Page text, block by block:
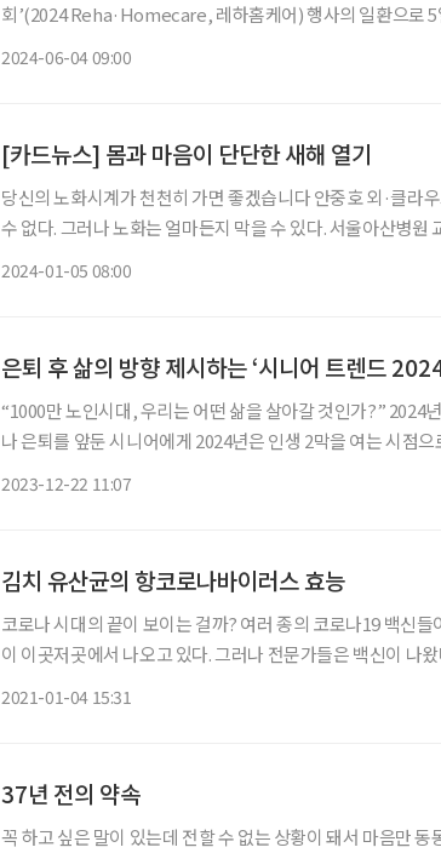
회’(2024 Reha·Homecare, 레하홈케어) 행사의 일환으로
2024-06-04 09:00
[카드뉴스] 몸과 마음이 단단한 새해 열기
당신의 노화시계가 천천히 가면 좋겠습니다 안중호 외·클라
수 없다. 그러나 노화는 얼마든지 막을 수 있다. 서울아산병원
2024-01-05 08:00
은퇴 후 삶의 방향 제시하는 ‘시니어 트렌드
“1000만 노인시대, 우리는 어떤 삶을 살아갈 것인가?” 2024
나 은퇴를 앞둔 시니어에게 2024년은 인생 2막을 여는 시점으
2023-12-22 11:07
김치 유산균의 항코로나바이러스 효능
코로나 시대의 끝이 보이는 걸까? 여러 종의 코로나19 백신
이 이곳저곳에서 나오고 있다. 그러나 전문가들은 백신이 나
2021-01-04 15:31
37년 전의 약속
꼭 하고 싶은 말이 있는데 전할 수 없는 상황이 돼서 마음만 동